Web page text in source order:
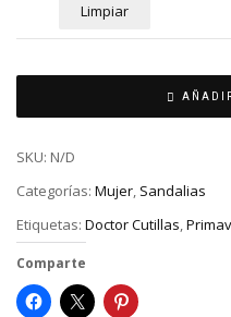
Limpiar
SKU: N/D
Categorías: Mujer, Sandalias
Etiquetas: Doctor Cutillas,
Comparte